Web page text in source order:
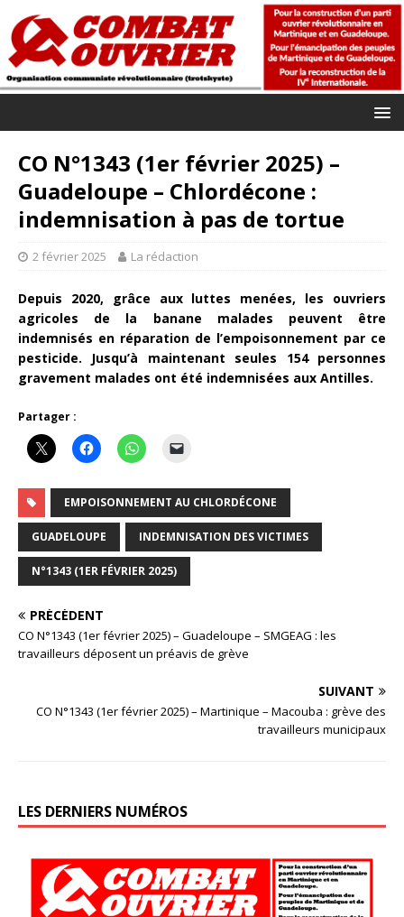
CO N°1343 (1er février 2025) –
Guadeloupe – Chlordécone :
indemnisation à pas de tortue
2 février 2025 La rédaction
Depuis 2020, grâce aux luttes menées, les ouvriers
agricoles de la banane malades peuvent être
indemnisés en réparation de l’empoisonnement par ce
pesticide. Jusqu’à maintenant seules 154 personnes
gravement malades ont été indemnisées aux Antilles.
Partager :
EMPOISONNEMENT AU CHLORDÉCONE
GUADELOUPE INDEMNISATION DES VICTIMES
N°1343 (1ER FÉVRIER 2025)
PRÉCÉDENT
CO N°1343 (1er février 2025) – Guadeloupe – SMGEAG : les
travailleurs déposent un préavis de grève
SUIVANT
CO N°1343 (1er février 2025) – Martinique – Macouba : grève des
travailleurs municipaux
LES DERNIERS NUMÉROS